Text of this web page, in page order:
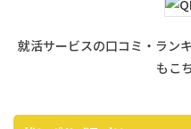
就活サービスの口コミ・ラン
もこ